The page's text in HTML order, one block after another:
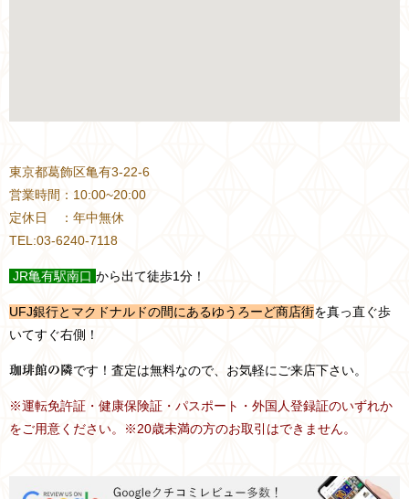
東京都葛飾区亀有3-22-6
営業時間：10:00~20:00
定休日 ：年中無休
TEL:03-6240-7118
JR亀有駅南口 から出て徒歩1分！
UFJ銀行とマクドナルドの間にあるゆうろーど商店街を真っ直ぐ歩
いてすぐ右側！
珈琲館の隣です！査定は無料なので、お気軽にご来店下さい。
※運転免許証・健康保険証・パスポート・外国人登録証のいずれか
をご用意ください。※20歳未満の方のお取引はできません。